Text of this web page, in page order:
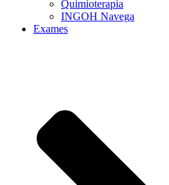
Quimioterapia
INGOH Navega
Exames